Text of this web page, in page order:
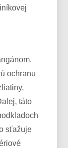
ochranu
táto
sťažuje